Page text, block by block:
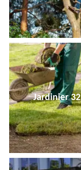
Jardinier 32